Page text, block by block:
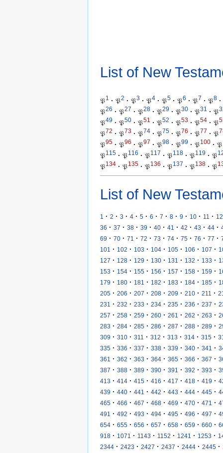
List of New
𝔓1 · 𝔓2 · 𝔓3 · 𝔓4 · 𝔓5 · 𝔓6 · 𝔓7 · 𝔓8 ·
𝔓26 · 𝔓27 · 𝔓28 · 𝔓29 · 𝔓30 · 𝔓31 · 𝔓
𝔓49 · 𝔓50 · 𝔓51 · 𝔓52 · 𝔓53 · 𝔓54 · 𝔓
𝔓72 · 𝔓73 · 𝔓74 · 𝔓75 · 𝔓76 · 𝔓77 · 𝔓
𝔓95 · 𝔓96 · 𝔓97 · 𝔓98 · 𝔓99 · 𝔓100 · 𝔓
𝔓115 · 𝔓116 · 𝔓117 · 𝔓118 · 𝔓119 · 𝔓
𝔓134 · 𝔓135 · 𝔓136 · 𝔓137 · 𝔓138 · 𝔓
List of New
1 · 2 · 3 · 4 · 5 · 6 · 7 · 8 · 9 · 10 · 11 · 12
36 · 37 · 38 · 39 · 40 · 41 · 42 · 43 · 44 ·
69 · 70 · 71 · 72 · 73 · 74 · 75 · 76 · 77 ·
101
· 102 · 103 · 104 · 105 · 106 · 107 ·
127 · 128 · 129 · 130 · 131 · 132 · 133 ·
153 · 154 · 155 · 156 · 157 · 158 · 159 ·
179 · 180 · 181 · 182 · 183 · 184 · 185 ·
205 · 206 · 207 · 208 · 209 · 210 · 211 ·
231
· 232 · 233 · 234 · 235 · 236 · 237 ·
257 · 258 · 259 · 260 · 261 · 262 · 263 ·
283 · 284 · 285 · 286 · 287 · 288 · 289 ·
309 · 310 · 311 · 312 · 313 · 314 · 315 ·
335 · 336 · 337 · 338 · 339 · 340 · 341 ·
361
· 362 · 363 · 364 · 365 · 366 · 367 ·
387 · 388 · 389 · 390 · 391 · 392 · 393 ·
413 · 414 · 415 · 416 · 417 · 418 · 419 ·
439 · 440 · 441 · 442 · 443 · 444 · 445 ·
465 · 466 · 467 · 468 · 469 · 470 · 471 ·
491
· 492 · 493 · 494 · 495 · 496 · 497 ·
654 · 655 · 656 · 657 · 658 · 659 · 660 ·
918 · 1071 · 1143 · 1152 · 1241 · 1253 ·
2344 · 2423 · 2427 · 2437 · 2444 · 2445 ·